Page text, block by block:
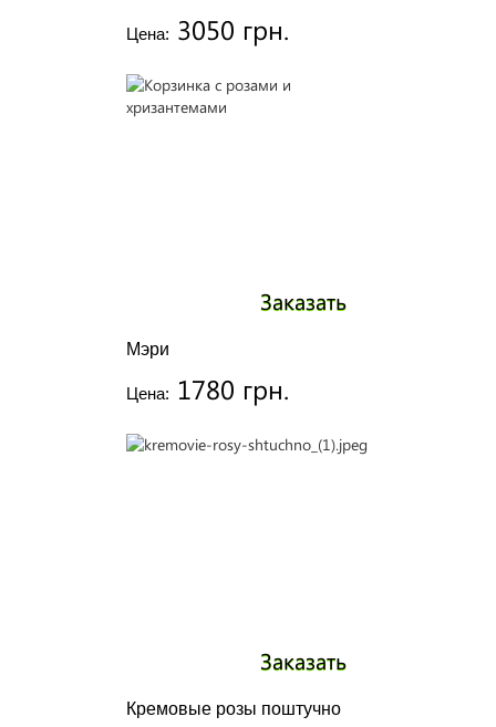
Цена: 3050 грн.
Мэри
Цена: 1780 грн.
Заказать
Кремовые розы поштучно
Заказать